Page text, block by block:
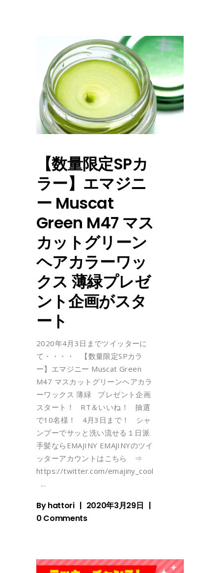
【数量限定SPカ
ラー】エマジニ
ー Muscat
Green M47 マス
カットグリーン
ヘアカラーワッ
クス 薄緑プレゼ
ント企画がスタ
ート
2020年4月3日までツイッターに
て・・・・ 【数量限定SPカラ
ー】エマジニー Muscat Green
M47 マスカットグリーンヘアカラ
ーワックス 薄緑 プレゼント企画
スタート！ RT＆いいね！ 抽選
で10名様！ 4月3日まで！ シャ
ンプーでサッと洗い流せる１日派
手髪ならEMAJINY EMAJINYのツイ
ッターアカウントはこちら ⇒
https://twitter.com/emajiny_cool
Byhattori
2020年3月29日
0 Comments